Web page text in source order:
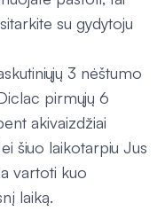
su gydytoju
3 nėštumo
pirmųjų 6
akivaizdžiai
šiuo laikotarpiu Jus
vartoti kuo
laiką.